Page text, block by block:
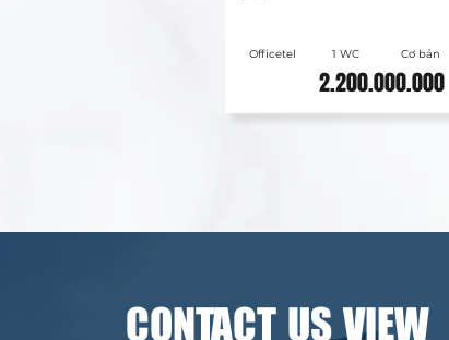
Officetel 1 WC Cơ bản
2.200.000.000
CONTACT US VIEW